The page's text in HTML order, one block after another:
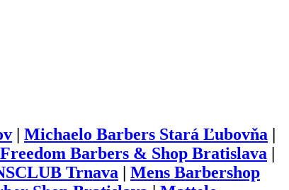
Michaelo Barbers Stará Ľubovňa
Barbers & Shop Bratislava
Trnava
Mens Barbershop